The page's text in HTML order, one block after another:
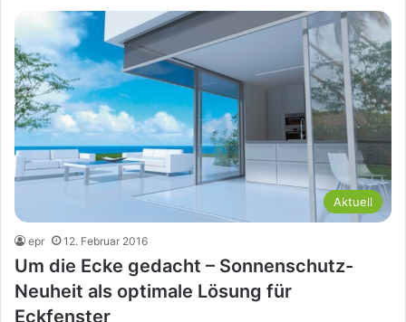
Aktuell
epr 12. Februar 2016
Um die Ecke gedacht – Sonnenschutz-
Neuheit als optimale Lösung für
Eckfenster